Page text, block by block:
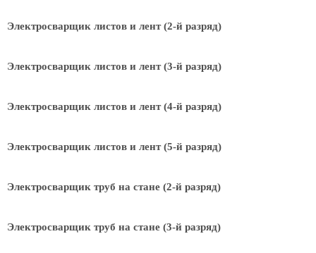
Электросварщик листов и лент (2-й разряд)
Электросварщик листов и лент (3-й разряд)
Электросварщик листов и лент (4-й разряд)
Электросварщик листов и лент (5-й разряд)
Электросварщик труб на стане (2-й разряд)
Электросварщик труб на стане (3-й разряд)